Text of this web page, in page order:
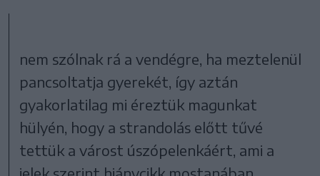
nem szólnak rá a vendégre, ha meztelenül
pancsoltatja gyerekét, így aztán
gyakorlatilag mi éreztük magunkat
hülyén, hogy a strandolás előtt tűvé
tettük a várost úszópelenkáért, ami a